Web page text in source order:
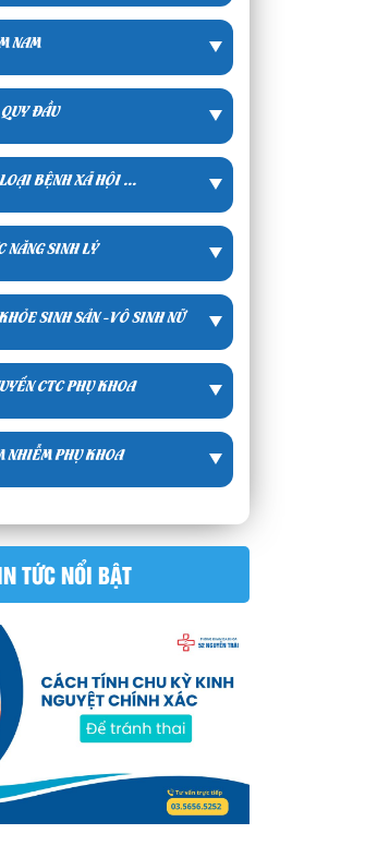
NAM
ĐẦU
BỆNH XÃ HỘI ...
NĂNG SINH LÝ
SINH SẢN -VÔ SINH NỮ
CTC PHỤ KHOA
NHIỄM PHỤ KHOA
TỨC NỔI BẬT